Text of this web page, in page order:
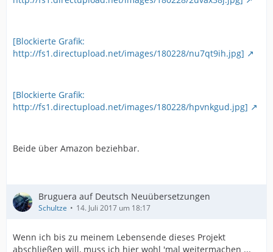
[Blockierte Grafik:
http://fs1.directupload.net/images/180228/nu7qt9ih.jpg]
[Blockierte Grafik:
http://fs1.directupload.net/images/180228/hpvnkgud.jpg]
Beide über Amazon beziehbar.
Bruguera auf Deutsch Neuübersetzungen
Schultze 14. Juli 2017 um 18:17
Wenn ich bis zu meinem Lebensende dieses Projekt
abschließen will, muss ich hier wohl 'mal weitermachen ...